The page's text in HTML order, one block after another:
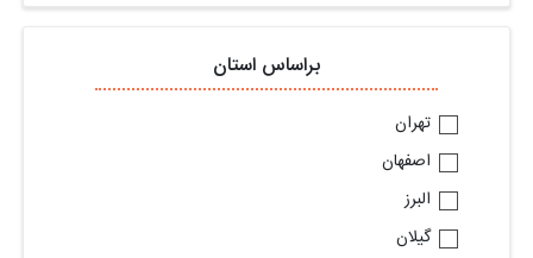
براساس استان
تهران
اصفهان
البرز
گیلان